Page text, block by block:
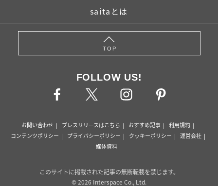
saitaとは
TOP
FOLLOW US!
お問い合わせ プレスリリースはこちら おすすめ記事
利用規約
コンテンツポリシー
プライバシーポリシー クッキーポリシー
運営会社
媒体資料
このサイトに掲載された記事の無断転載を禁じます。
© 2026 Interspace Co., Ltd.